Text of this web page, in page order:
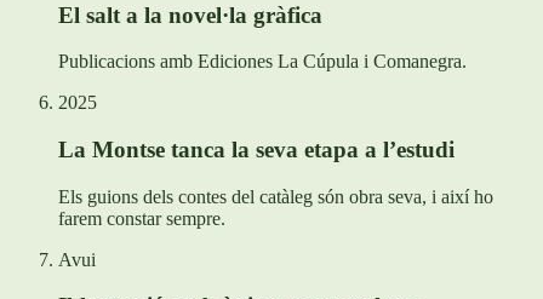
El salt a la novel·la gràfica
Publicacions amb Ediciones La Cúpula i Comanegra.
2025
La Montse tanca la seva etapa a l’estudi
Els guions dels contes del catàleg són obra seva, i així ho
farem constar sempre.
Avui